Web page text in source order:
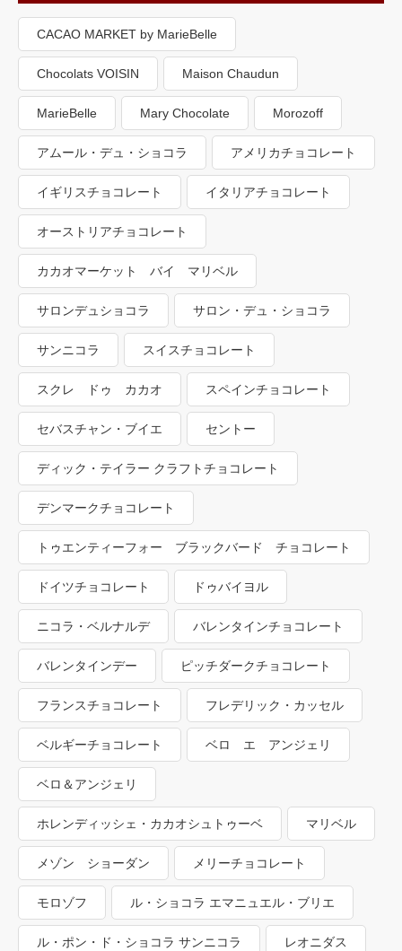
CACAO MARKET by MarieBelle
Chocolats VOISIN Maison Chaudun
MarieBelle Mary Chocolate Morozoff
アムール・デュ・ショコラ アメリカチョコレート
イギリスチョコレート イタリアチョコレート
オーストリアチョコレート
カカオマーケット バイ マリベル
サロンデュショコラ サロン・デュ・ショコラ
サンニコラ スイスチョコレート
スクレ ドゥ カカオ スペインチョコレート
セバスチャン・ブイエ セントー
ディック・テイラー クラフトチョコレート
デンマークチョコレート
トゥエンティーフォー ブラックバード チョコレート
ドイツチョコレート ドゥバイヨル
ニコラ・ベルナルデ バレンタインチョコレート
バレンタインデー ピッチダークチョコレート
フランスチョコレート フレデリック・カッセル
ベルギーチョコレート ベロ エ アンジェリ
ベロ＆アンジェリ
ホレンディッシェ・カカオシュトゥーベ マリベル
メゾン ショーダン メリーチョコレート
モロゾフ ル・ショコラ エマニュエル・ブリエ
ル・ポン・ド・ショコラ サンニコラ レオニダス